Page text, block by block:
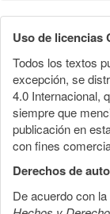
Uso de licencias
Todos los textos
excepción, se
4.0 Internacional,
siempre que
publicación en
con fines
Derechos de
De acuerdo con